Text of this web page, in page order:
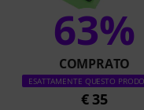
63%
COMPRATO
ESATTAMENTE QUESTO
€ 35